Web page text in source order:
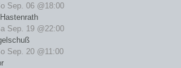
Sep. 06 @18:00
Sep. 19 @22:00
Sep. 20 @11:00